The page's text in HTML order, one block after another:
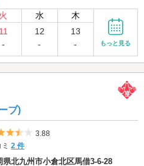
火 水 木
11
-
12
-
13
-
もっと見る
ブ)
5つ星のうち3.5
3.88
ミ2 件
県北九州市小倉北区馬借3-6-28